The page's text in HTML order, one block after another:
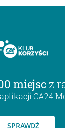
miejsc z
CA24
SPRAWDŹ